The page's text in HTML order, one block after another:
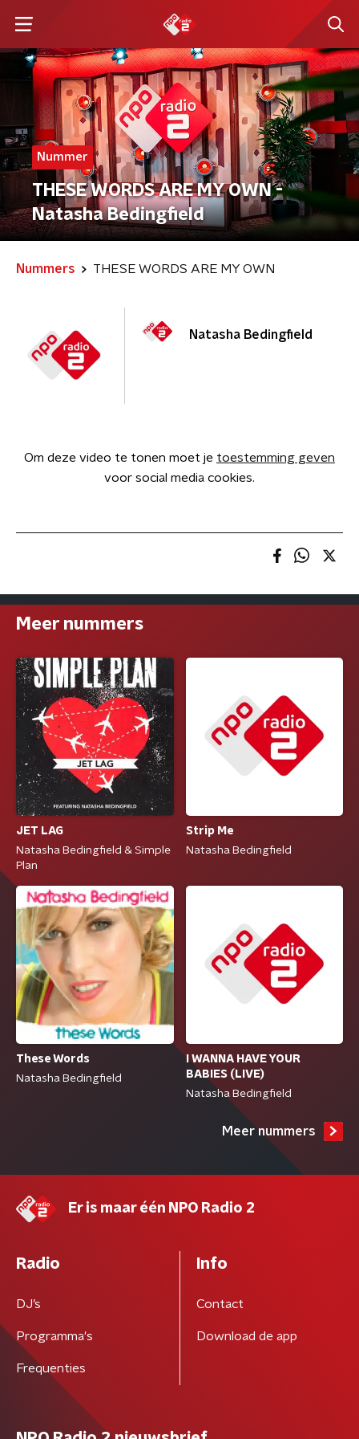
Nummer
THESE WORDS ARE MY OWN -
Natasha Bedingfield
Nummers THESE WORDS ARE MY OWN
Natasha Bedingfield
Om deze video te tonen moet je toestemming geven
voor social media cookies.
Meer nummers
JET LAG
Natasha Bedingfield & Simple
Plan
Strip Me
Natasha Bedingfield
These Words
Natasha Bedingfield
I WANNA HAVE YOUR
BABIES (LIVE)
Natasha Bedingfield
Meer nummers
Er is maar één NPO Radio 2
Radio
DJ’s
Programma's
Frequenties
Info
Contact
Download de app